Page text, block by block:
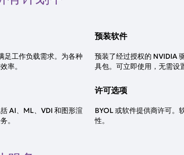
足工作负载需求。为各种
率。
预装软件
预装了经过授权的 NVIDIA
具包。可立即使用，无需设
AI、ML、VDI 和图形渲
。
许可选项
BYOL 或软件提供商许可。
性。